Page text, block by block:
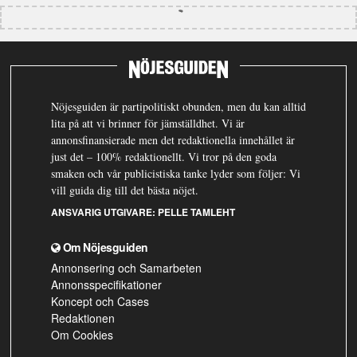
Nöjesguiden är partipolitiskt obunden, men du kan alltid
lita på att vi brinner för jämställdhet. Vi är
annonsfinansierade men det redaktionella innehållet är
just det – 100% redaktionellt. Vi tror på den goda
smaken och vår publicistiska tanke lyder som följer: Vi
vill guida dig till det bästa nöjet.
ANSVARIG UTGIVARE: PELLE TAMLEHT
Om Nöjesguiden
Annonsering och Samarbeten
Annonsspecifikationer
Koncept och Cases
Redaktionen
Om Cookies